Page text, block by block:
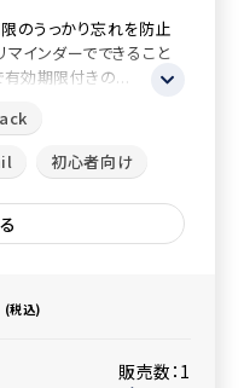
のうっかり忘れを防止
インダーでできること
有効期限付きの...
初心者向け
(税込)
販売数： 1